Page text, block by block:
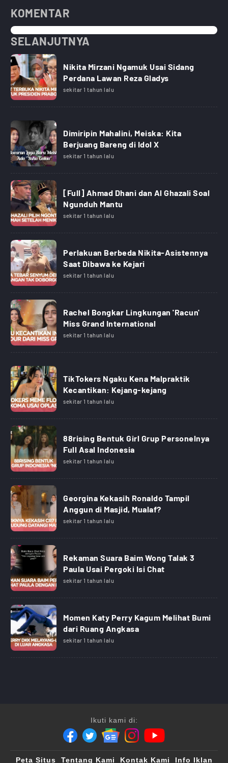
KOMENTAR
SELANJUTNYA
Nikita Mirzani Ngamuk Usai Sidang
Perdana Lawan Reza Gladys
sekitar 1 tahun lalu
Dimiripin Mahalini, Meiska: Kita
Berjuang Bareng di Idol X
sekitar 1 tahun lalu
[Full] Ahmad Dhani dan Al Ghazali Soal
Ngunduh Mantu
sekitar 1 tahun lalu
Perlakuan Berbeda Nikita-Asistennya
Saat Dibawa ke Kejari
sekitar 1 tahun lalu
Rachel Bongkar Lingkungan 'Racun'
Miss Grand International
sekitar 1 tahun lalu
TikTokers Ngaku Kena Malpraktik
Kecantikan: Kejang-kejang
sekitar 1 tahun lalu
88rising Bentuk Girl Grup Personelnya
Full Asal Indonesia
sekitar 1 tahun lalu
Georgina Kekasih Ronaldo Tampil
Anggun di Masjid, Mualaf?
sekitar 1 tahun lalu
Rekaman Suara Baim Wong Talak 3
Paula Usai Pergoki Isi Chat
sekitar 1 tahun lalu
Momen Katy Perry Kagum Melihat Bumi
dari Ruang Angkasa
sekitar 1 tahun lalu
Ikuti kami di:
Peta Situs Tentang Kami Kontak Kami Info Iklan